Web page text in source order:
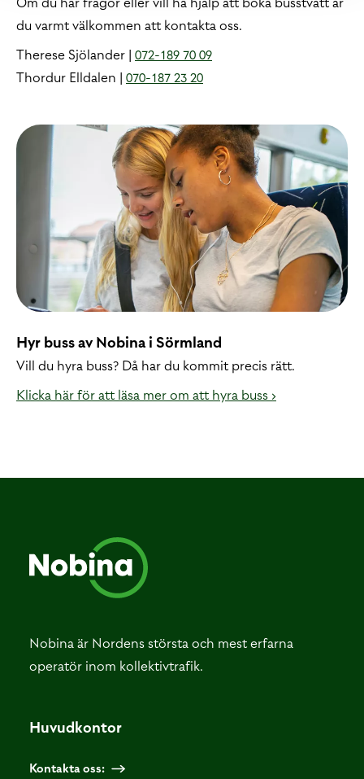
du varmt välkommen att kontakta oss.
Therese Sjölander | 072-189 70 09
Thordur Elldalen | 070-187 23 20
Hyr buss av Nobina i Sörmland
Vill du hyra buss? Då har du kommit precis rätt.
Klicka här för att läsa mer om att hyra buss ›
Nobina är Nordens största och mest erfarna
operatör inom kollektivtrafik.
Huvudkontor
Kontakta oss: